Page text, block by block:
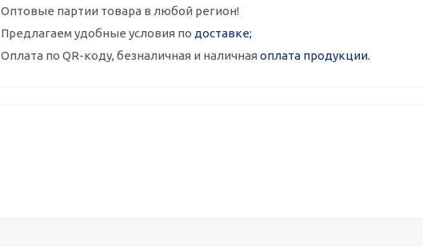
Оптовые партии товара в любой регион!
Предлагаем удобные условия по доставке;
Оплата по QR-коду, безналичная и наличная оплата продукции.